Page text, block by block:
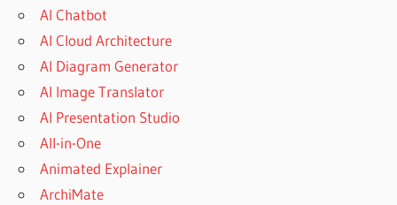
AI Chatbot
AI Cloud Architecture
AI Diagram Generator
AI Image Translator
AI Presentation Studio
All-in-One
Animated Explainer
ArchiMate